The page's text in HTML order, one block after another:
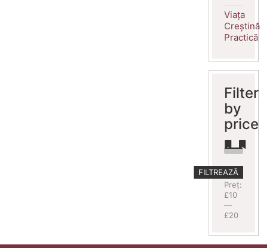
Viața
Creștină
Practică
Filter
by
price
Preț
minim
Preț
maxim
FILTREAZĂ
Preț:
£10
—
£20